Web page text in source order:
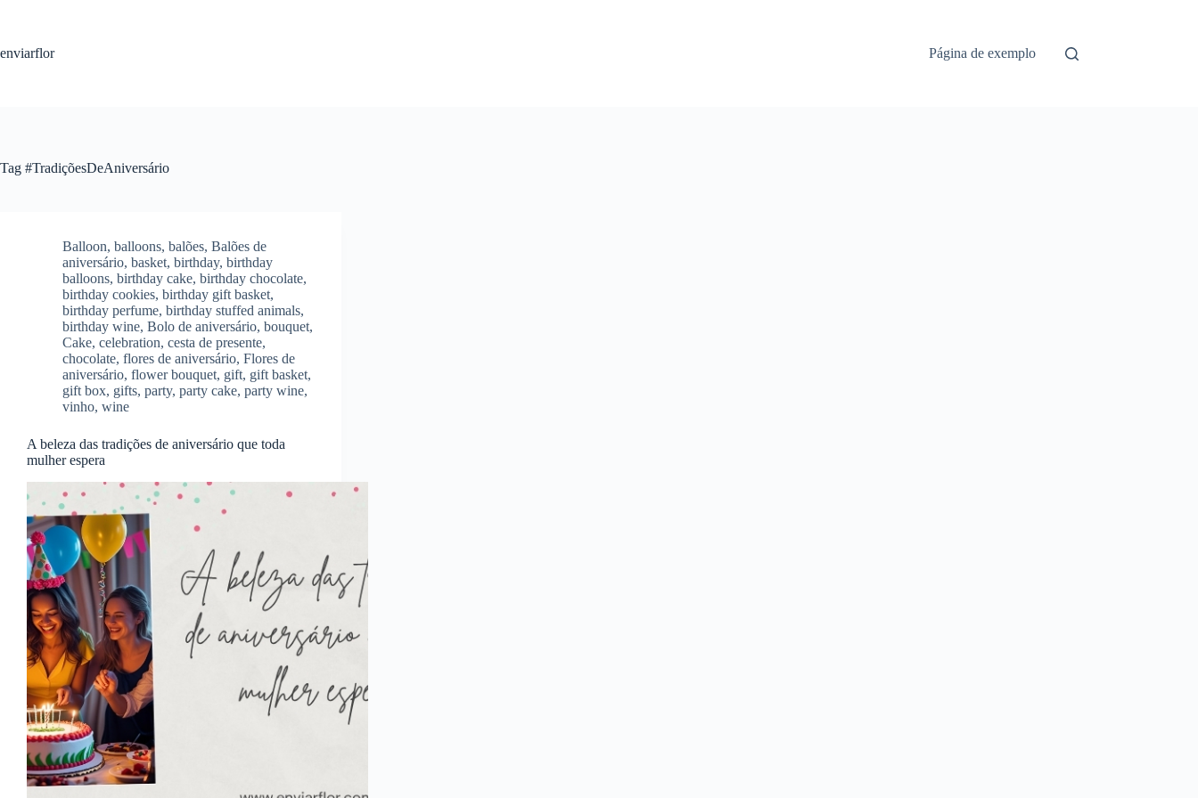
i
e
enviarflor Página de exemplo
Tag #TradiçõesDeAniversário
Balloon, balloons, balões, Balões de
aniversário, basket, birthday, birthday
balloons, birthday cake, birthday chocolate,
birthday cookies, birthday gift basket,
birthday perfume, birthday stuffed animals,
birthday wine, Bolo de aniversário, bouquet,
Cake, celebration, cesta de presente,
chocolate, flores de aniversário, Flores de
aniversário, flower bouquet, gift, gift basket,
gift box, gifts, party, party cake, party wine,
vinho, wine
A beleza das tradições de aniversário que toda
mulher espera